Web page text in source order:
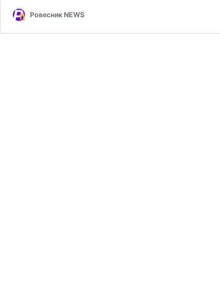
Ровесник NEWS